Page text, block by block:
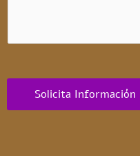
Solicita Información